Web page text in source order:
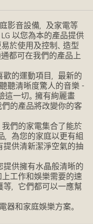
影音設備，及家電等
以您為本的產品提供
於使用及控制、造型
都可在我們的產品上
的運動項目，最新的
聽清晰度驚人的音樂 -
這一切。擁有絢麗畫
的產品將改變你的客
們的家電集合了能於
為您的家庭以更有組
提供清新潔淨空氣的抽
提供擁有水晶般清晰的
工作和娛樂需要的速
，它們都可以一應幫
器和家庭娛樂方案。